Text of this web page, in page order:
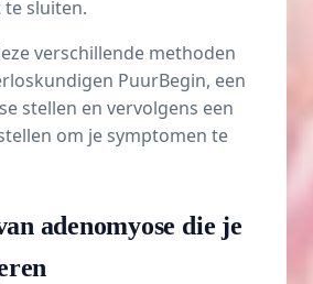
sluiten.
verschillende methoden
PuurBegin, een
stellen en vervolgens een
om je symptomen te
adenomyose die je